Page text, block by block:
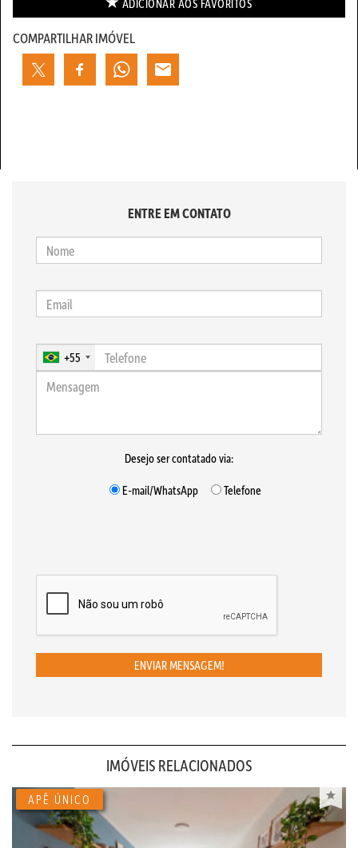
ADICIONAR AOS FAVORITOS
COMPARTILHAR IMÓVEL
ENTRE EM CONTATO
+55
Desejo ser contatado via:
E-mail/WhatsApp
Telefone
ENVIAR MENSAGEM!
IMÓVEIS RELACIONADOS